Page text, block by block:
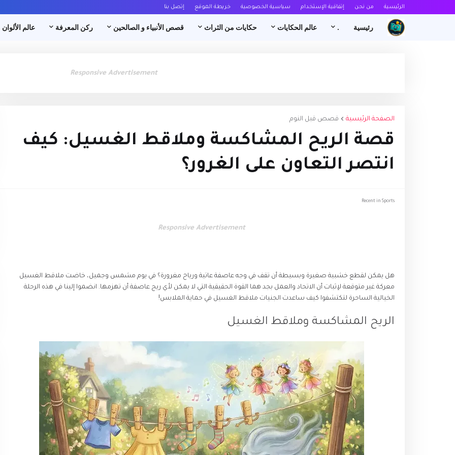
الرئيسية من نحن إتفاقية الإستخدام سياسية الخصوصية خريطة الموقع إتصل بنا
رئيسية . عالم الحكايات حكايات من الثراث قصص الأنبياء و الصالحين ركن المعرفة عالم الألوان
Responsive Advertisement
الصفحة الرئيسية قصص قبل النوم
قصة الريح المشاكسة وملاقط الغسيل: كيف
انتصر التعاون على الغرور؟
Recent in Sports
Responsive Advertisement
هل يمكن لقطع خشبية صغيرة وبسيطة أن تقف في وجه عاصفة عاتية ورياح مغرورة؟ في يوم مشمس وجميل، خاضت ملاقط الغسيل
معركة غير متوقعة لإثبات أن الاتحاد والعمل بجد هما القوة الحقيقية التي لا يمكن لأي ريح عاصفة أن تهزمها. انضموا إلينا في هذه الرحلة
الخيالية الساحرة لتكتشفوا كيف ساعدت الجنيات ملاقط الغسيل في حماية الملابس!
الريح المشاكسة وملاقط الغسيل